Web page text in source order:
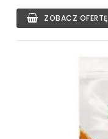
ZOBACZ OFERTĘ